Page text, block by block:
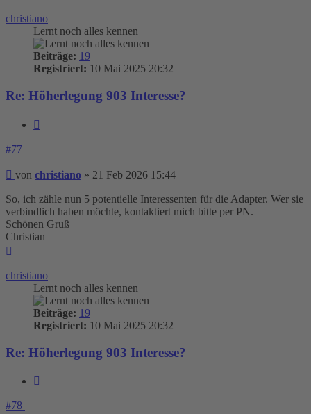
christiano
Lernt noch alles kennen
Beiträge: 19
Registriert: 10 Mai 2025 20:32
Re: Höherlegung 903 Interesse?
#77
Beitrag
von christiano » 21 Feb 2026 15:44
So, ich zähle nun 5 potentielle Interessenten für die Adapter. Wer sie
verbindlich haben möchte, kontaktiert mich bitte per PN.
Schönen Gruß
Christian
christiano
Lernt noch alles kennen
Beiträge: 19
Registriert: 10 Mai 2025 20:32
Re: Höherlegung 903 Interesse?
#78